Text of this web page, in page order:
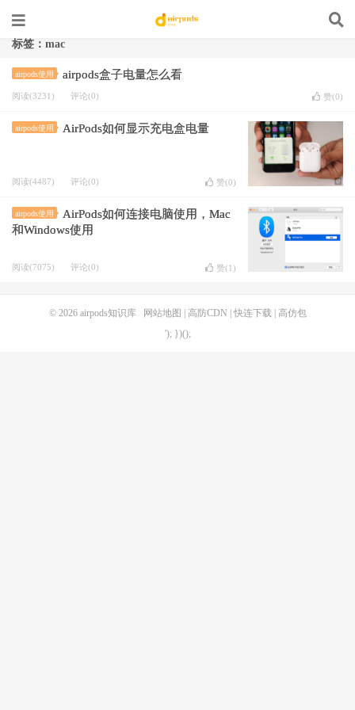
标签：mac
airpods使用 airpods盒子电量怎么看
阅读(3231) 评论(0) 赞(0)
airpods使用 AirPods如何显示充电盒电量
阅读(4487) 评论(0) 赞(0)
airpods使用
AirPods如何连接电脑使用，Mac
和Windows使用
阅读(7075) 评论(0) 赞(1 )
© 2026 airpods知识库 网站地图 高防CDN 快连下载| 高仿包
'); })();